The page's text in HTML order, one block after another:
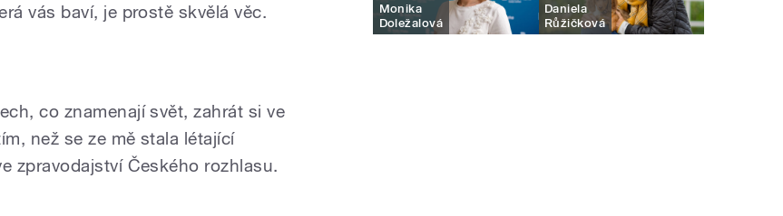
vás baví, je prostě skvělá věc.
co znamenají svět, zahrát si ve
než se ze mě stala létající
zpravodajství Českého rozhlasu.
Monika
Doležalová
Daniela
Růžičková